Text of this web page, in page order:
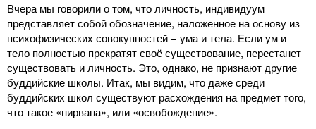
Вчера мы говорили о том, что личность, индивидуум
представляет собой обозначение, наложенное на основу из
психофизических совокупностей − ума и тела. Если ум и
тело полностью прекратят своё существование, перестанет
существовать и личность. Это, однако, не признают другие
буддийские школы. Итак, мы видим, что даже среди
буддийских школ существуют расхождения на предмет того,
что такое «нирвана», или «освобождение».